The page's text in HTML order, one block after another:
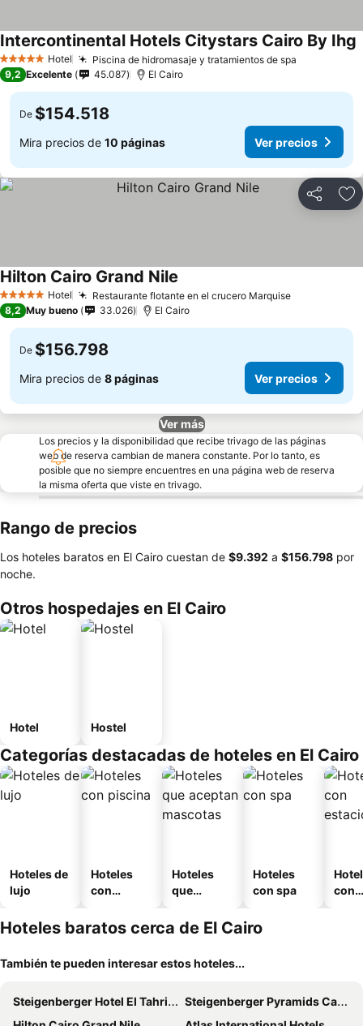
5 Estrellas Hotel Piscina de hidromasaje y tratamientos de spa
Intercontinental Hotels Citystars Cairo By Ihg
9,2 Excelente 45.087 El Cairo
De $154.518
Mira precios de 10 páginas Ver precios
Compartir
5 Estrellas Hotel Restaurante flotante en el crucero Marquise
Hilton Cairo Grand Nile
8,2 Muy bueno 33.026 El Cairo
De $156.798
Mira precios de 8 páginas Ver precios
Ver más
Los precios y la disponibilidad que recibe trivago de las páginas
web de reserva cambian de manera constante. Por lo tanto, es
posible que no siempre encuentres en una página web de reserva
la misma oferta que viste en trivago.
Rango de precios
Los hoteles baratos en El Cairo cuestan de ‎$9.392 a ‎$156.798 por
noche.
Otros hospedajes en El Cairo
Hotel Hostel
Categorías destacadas de hoteles en El Cairo
Hoteles de
lujo
Hoteles
con
Hoteles
que
mascotas
Hoteles
con spa
con
Hoteles baratos cerca de El Cairo
También te pueden interesar estos hoteles...
Steigenberger Hotel El Tahrir Cairo
Steigenberger Pyramids Cairo